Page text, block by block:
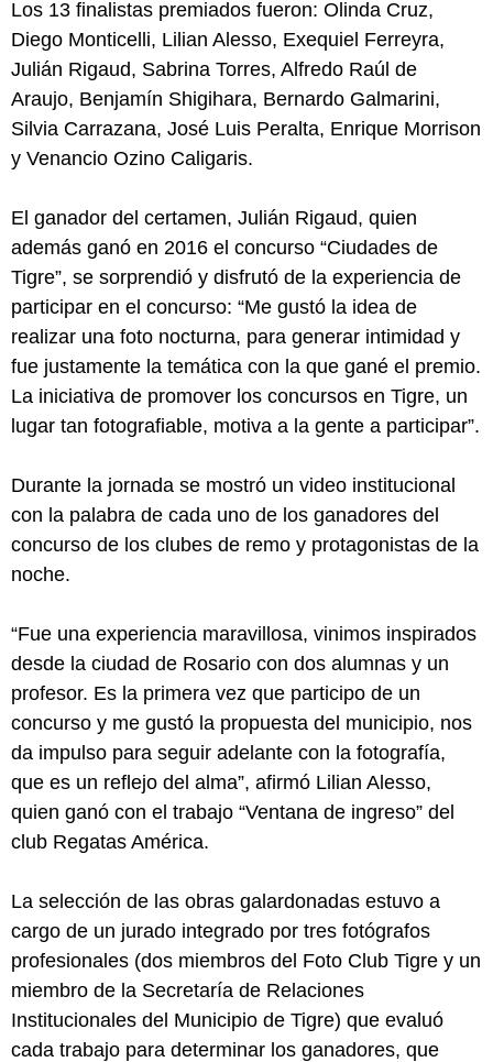
Los 13 finalistas premiados fueron: Olinda Cruz,
Diego Monticelli, Lilian Alesso, Exequiel Ferreyra,
Julián Rigaud, Sabrina Torres, Alfredo Raúl de
Araujo, Benjamín Shigihara, Bernardo Galmarini,
Silvia Carrazana, José Luis Peralta, Enrique Morrison
y Venancio Ozino Caligaris.
El ganador del certamen, Julián Rigaud, quien
además ganó en 2016 el concurso “Ciudades de
Tigre”, se sorprendió y disfrutó de la experiencia de
participar en el concurso: “Me gustó la idea de
realizar una foto nocturna, para generar intimidad y
fue justamente la temática con la que gané el premio.
La iniciativa de promover los concursos en Tigre, un
lugar tan fotografiable, motiva a la gente a participar”.
Durante la jornada se mostró un video institucional
con la palabra de cada uno de los ganadores del
concurso de los clubes de remo y protagonistas de la
noche.
“Fue una experiencia maravillosa, vinimos inspirados
desde la ciudad de Rosario con dos alumnas y un
profesor. Es la primera vez que participo de un
concurso y me gustó la propuesta del municipio, nos
da impulso para seguir adelante con la fotografía,
que es un reflejo del alma”, afirmó Lilian Alesso,
quien ganó con el trabajo “Ventana de ingreso” del
club Regatas América.
La selección de las obras galardonadas estuvo a
cargo de un jurado integrado por tres fotógrafos
profesionales (dos miembros del Foto Club Tigre y un
miembro de la Secretaría de Relaciones
Institucionales del Municipio de Tigre) que evaluó
cada trabajo para determinar los ganadores, que